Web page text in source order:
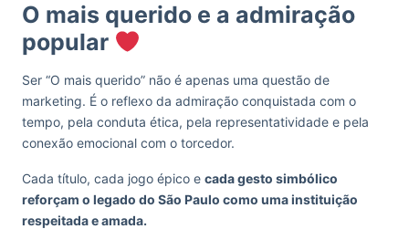
O mais querido e a admiração
popular
Ser “O mais querido” não é apenas uma questão de
marketing. É o reflexo da admiração conquistada com o
tempo, pela conduta ética, pela representatividade e pela
conexão emocional com o torcedor.
Cada título, cada jogo épico e cada gesto simbólico
reforçam o legado do São Paulo como uma instituição
respeitada e amada.